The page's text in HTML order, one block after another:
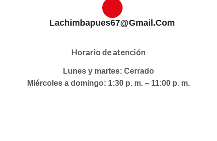
Lachimbapues67@gmail.com
Horario de atención
Lunes y martes: Cerrado
Miércoles a domingo: 1:30 p. m. – 11:00 p. m.